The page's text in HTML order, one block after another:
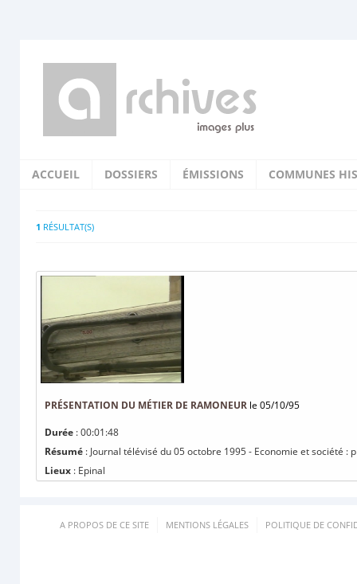
ACCUEIL DOSSIERS ÉMISSIONS COMMUNES
1 RÉSULTAT(S)
PRÉSENTATION DU MÉTIER DE RAMONEUR le 05/10/95
Durée : 00:01:48
Résumé : Journal télévisé du 05 octobre 1995 - Economie et société
Lieux : Epinal
A PROPOS DE CE SITE MENTIONS LÉGALES POLITIQUE DE